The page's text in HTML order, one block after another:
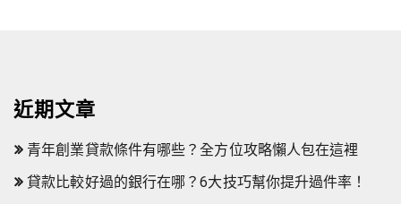
近期文章
青年創業貸款條件有哪些？全方位攻略懶人包在這裡
貸款比較好過的銀行在哪？6大技巧幫你提升過件率！